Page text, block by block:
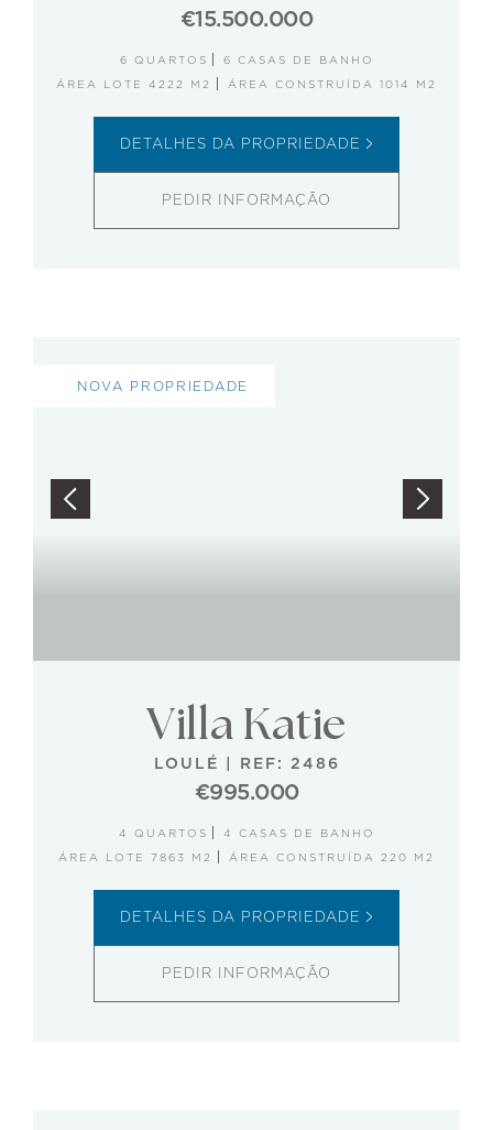
€15.500.000
6 QUARTOS
6 CASAS DE BANHO
ÁREA LOTE 4222 M2
ÁREA CONSTRUÍDA 1014 M2
DETALHES DA PROPRIEDADE
PEDIR INFORMAÇÃO
NOVA PROPRIEDADE
Villa Katie
LOULÉ REF: 2486
€995.000
4 QUARTOS
4 CASAS DE BANHO
ÁREA LOTE 7863 M2
ÁREA CONSTRUÍDA 220 M2
DETALHES DA PROPRIEDADE
PEDIR INFORMAÇÃO